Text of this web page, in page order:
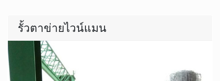
รั้วตาข่ายไวน์แมน